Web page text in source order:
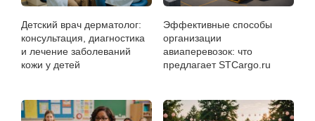
Детский врач дерматолог:
консультация, диагностика
и лечение заболеваний
кожи у детей
Эффективные способы
организации
авиаперевозок: что
предлагает STCargo.ru